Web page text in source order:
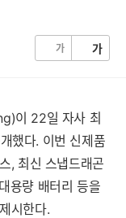
가 가
이 22일 자사 최
했다. 이번 신제품
, 최신 스냅드래곤
용량 배터리 등을
시한다.
세부정보 열기/접기